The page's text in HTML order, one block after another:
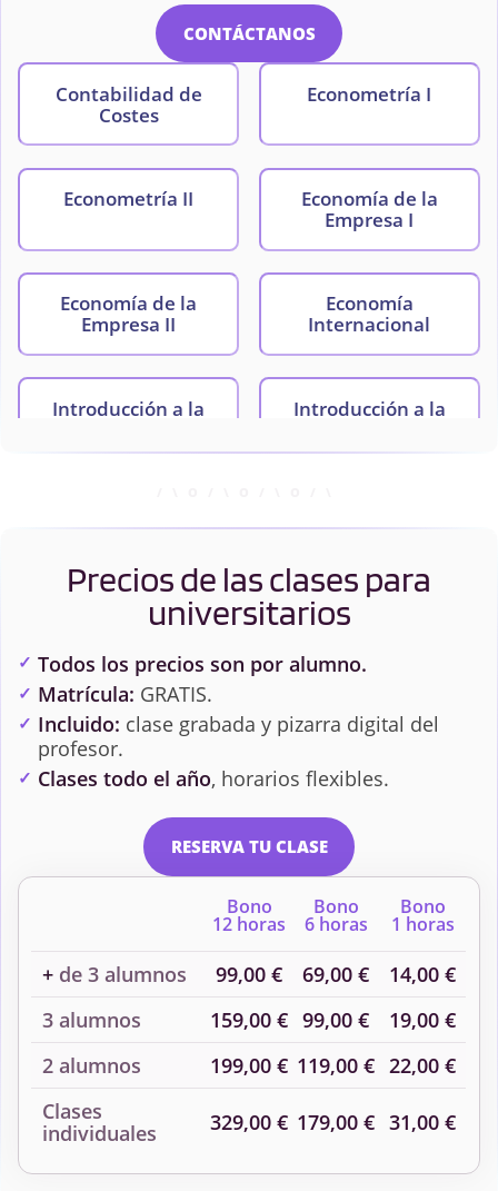
CONTÁCTANOS
Contabilidad de
Costes
Econometría I
Econometría II
Economía de la
Empresa I
Economía de la
Empresa II
Economía
Internacional
Introducción a la
Introducción a la
Microeconomía I Microeconomía II
Teoría de Juegos
Precios de las clases para
universitarios
Todos los precios son por alumno.
Matrícula: GRATIS.
Incluido: clase grabada y pizarra digital del
profesor.
Clases todo el año, horarios flexibles.
RESERVA TU CLASE
Bono
12 horas
Bono
6 horas
Bono
1 horas
+ de 3 alumnos 99,00 € 69,00 €
14,00 €
3 alumnos
159,00 € 99,00 €
19,00 €
2 alumnos
199,00 € 119,00 € 22,00 €
Clases
individuales
329,00 € 179,00 € 31,00 €